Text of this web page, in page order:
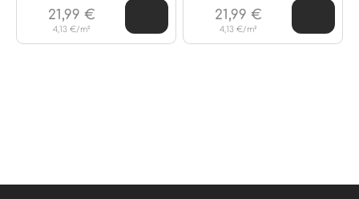
4,13 €/m²
21,99 €
4,13 €/m²
21,99 €